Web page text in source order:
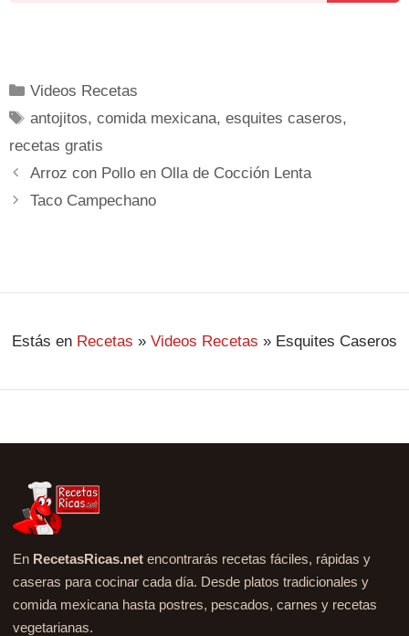
Videos Recetas
antojitos,comida mexicana,esquites caseros,
recetas gratis
Arroz con Pollo en Olla de Cocción Lenta
Taco Campechano
Estás en Recetas » Videos Recetas » Esquites Caseros
En RecetasRicas.net encontrarás recetas fáciles, rápidas y
caseras para cocinar cada día. Desde platos tradicionales y
comida mexicana hasta postres, pescados, carnes y recetas
vegetarianas.